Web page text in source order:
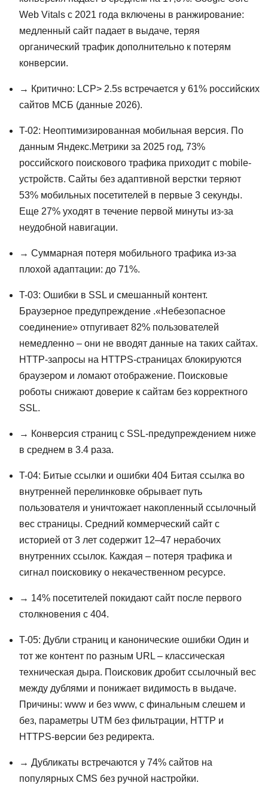
Web Vitals с 2021 года включены в ранжирование:
медленный сайт падает в выдаче, теряя
органический трафик дополнительно к потерям
конверсии.
→ Критично: LCP> 2.5s встречается у 61% российских
сайтов МСБ (данные 2026).
T-02: Неоптимизированная мобильная версия. По
данным Яндекс.Метрики за 2025 год, 73%
российского поискового трафика приходит с mobile-
устройств. Сайты без адаптивной верстки теряют
53% мобильных посетителей в первые 3 секунды.
Еще 27% уходят в течение первой минуты из-за
неудобной навигации.
→ Суммарная потеря мобильного трафика из-за
плохой адаптации: до 71%.
T-03: Ошибки в SSL и смешанный контент.
Браузерное предупреждение .«Небезопасное
соединение» отпугивает 82% пользователей
немедленно – они не вводят данные на таких сайтах.
HTTP-запросы на HTTPS-страницах блокируются
браузером и ломают отображение. Поисковые
роботы снижают доверие к сайтам без корректного
SSL.
→ Конверсия страниц с SSL-предупреждением ниже
в среднем в 3.4 раза.
T-04: Битые ссылки и ошибки 404 Битая ссылка во
внутренней перелинковке обрывает путь
пользователя и уничтожает накопленный ссылочный
вес страницы. Средний коммерческий сайт с
историей от 3 лет содержит 12–47 нерабочих
внутренних ссылок. Каждая – потеря трафика и
сигнал поисковику о некачественном ресурсе.
→ 14% посетителей покидают сайт после первого
столкновения с 404.
T-05: Дубли страниц и канонические ошибки Один и
тот же контент по разным URL – классическая
техническая дыра. Поисковик дробит ссылочный вес
между дублями и понижает видимость в выдаче.
Причины: www и без www, с финальным слешем и
без, параметры UTM без фильтрации, HTTP и
HTTPS-версии без редиректа.
→ Дубликаты встречаются у 74% сайтов на
популярных CMS без ручной настройки.